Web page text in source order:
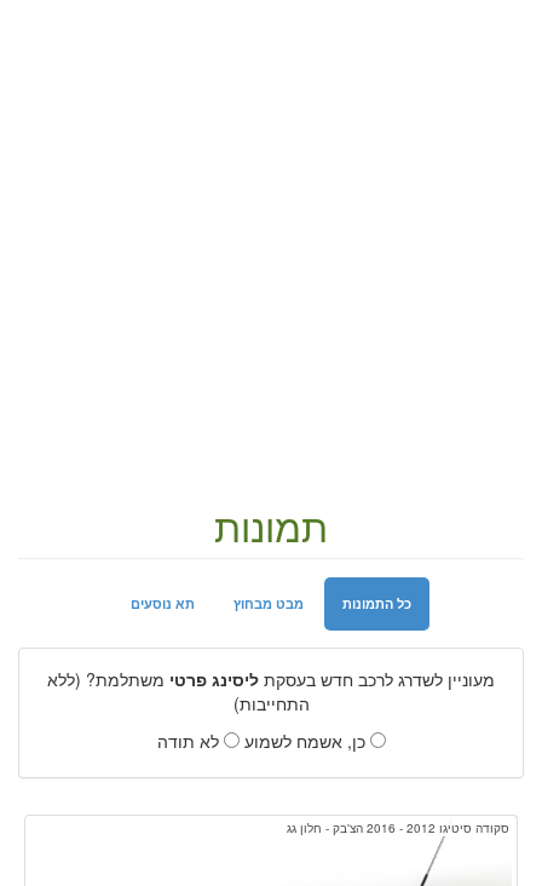
תמונות
תא נוסעים מבט מבחוץ כל התמונות
מעוניין לשדרג לרכב חדש בעסקת ליסינג פרטי משתלמת? (ללא
התחייבות)
כן, אשמח לשמוע
לא תודה
סקודה סיטיגו 2012 - 2016 הצ'בק - חלון גג